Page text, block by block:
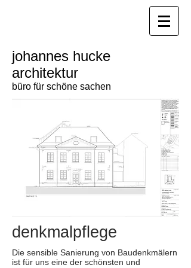
johannes hucke
architektur
büro für schöne sachen
denkmalpflege
Die sensible Sanierung von Baudenkmälern
ist für uns eine der schönsten und